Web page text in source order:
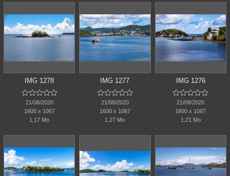
IMG 1278

21/08/2020
1600 x 1067
1,17 Mo
IMG 1277

21/08/2020
1600 x 1067
1,27 Mo
IMG 1276

21/08/2020
1600 x 1067
1,21 Mo